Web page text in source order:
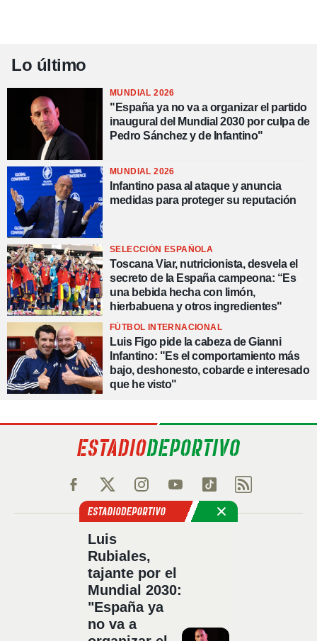
Lo último
MUNDIAL 2026
"España ya no va a organizar el partido
inaugural del Mundial 2030 por culpa de
Pedro Sánchez y de Infantino"
MUNDIAL 2026
Infantino pasa al ataque y anuncia
medidas para proteger su reputación
SELECCIÓN ESPAÑOLA
Toscana Viar, nutricionista, desvela el
secreto de la España campeona: “Es
una bebida hecha con limón,
hierbabuena y otros ingredientes"
FÚTBOL INTERNACIONAL
Luis Figo pide la cabeza de Gianni
Infantino: "Es el comportamiento más
bajo, deshonesto, cobarde e interesado
que he visto"
Política de privacidad
Política de cookies
Política Comercial
Aviso legal
Configuración de privacidad
Sobre nosotros
Luis
Rubiales,
tajante por el
Mundial 2030:
"España ya
no va a